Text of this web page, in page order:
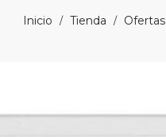
Inicio / Tienda / Ofertas